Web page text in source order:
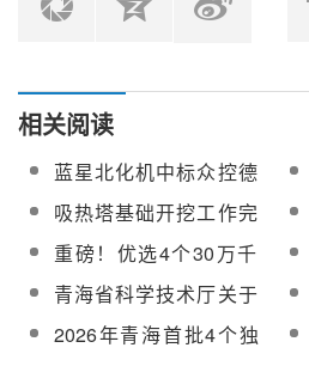
相关阅读
蓝星北化机中标众控德
令哈、中控金塔两座光
热发电项目熔盐罐设计
制造等服务
吸热塔基础开挖工作完
成！青海众控德令哈35
万千瓦光热发电示范
（试点）项目全面复工
复产
重磅！优选4个30万千
瓦光热项目！青海2026
年第一批独立光热项目
竞配启动
青海省科学技术厅关于
组织申报青海省光热技
术创新中心的通知
2026年青海首批4个独